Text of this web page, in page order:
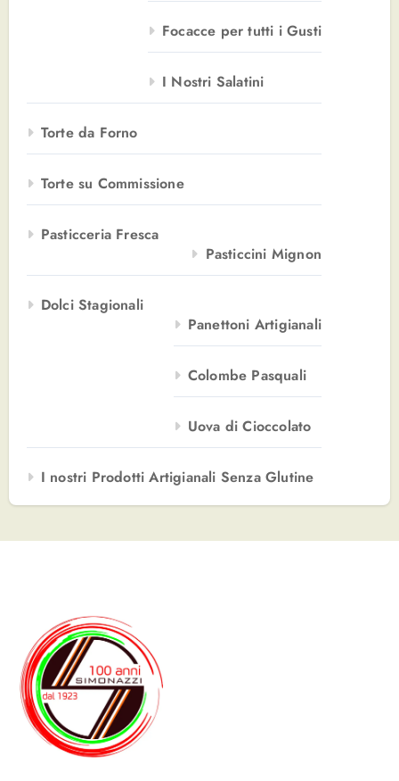
Focacce per tutti i Gusti
I Nostri Salatini
Torte da Forno
Torte su Commissione
Pasticceria Fresca
Pasticcini Mignon
Dolci Stagionali
Panettoni Artigianali
Colombe Pasquali
Uova di Cioccolato
I nostri Prodotti Artigianali Senza Glutine